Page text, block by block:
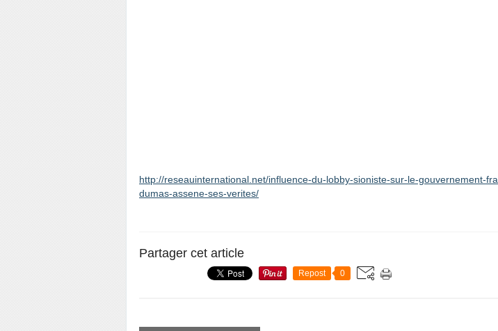
http://reseauinternational.net/influence-du-lobby-sioniste-sur-le-gouvernement-
dumas-assene-ses-verites/
Partager cet article
Repost 0